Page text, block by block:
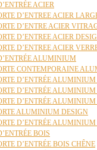
ACIER
D’ENTREE ACIER
D’ENTRE ACIER
D’ENTREE ACIER
D’ENTREE ACIER
ALUMINIUM
CONTEMPORAINE
D’ENTRÉE
D’ENTRÉE
D’ENTRÉE
ALUMINIUM DESIGN
D’ENTRÉE ALUMINIUM
BOIS
D’ENTRÉE BOIS CHÊNE